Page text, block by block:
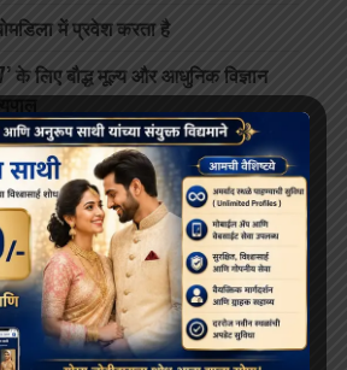
में प्रवेश करता है
के लिए बौद्ध मूल्य और आधुनिक विज्ञान
ने सड़क दुर्घटना में घायल भिक्षुओं की
ली, शाही संरक्षण में होगा उपचार
भारत के हिमालयी बौद्ध संबंधों को और